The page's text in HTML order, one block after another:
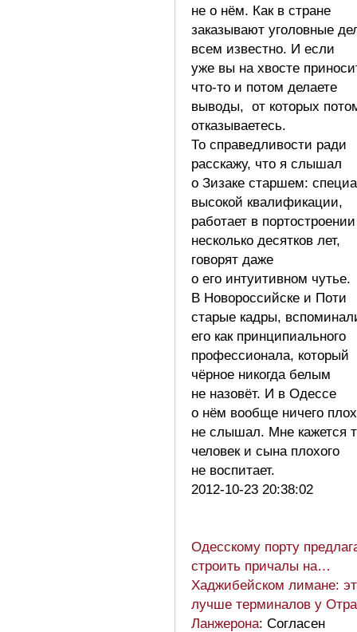
не о нём. Как в стране
заказывают уголовные
всем известно. И если
уже вы на хвосте
что-то и потом делаете
выводы, от которых
отказываетесь.
То справедливости ради
расскажу, что я слышал
о Зизаке старшем:
высокой квалификации,
работает в портостроении
несколько десятков лет,
говорят даже
о его интуитивном чутье.
В Новороссийске и Поти
старые кадры,
его как принципиального
профессионала, который
чёрное никогда белым
не назовёт. И в Одессе
о нём вообще ничего
не слышал. Мне кажется
человек и сына плохого
не воспитает.
2012-10-23 20:38:02
Одесскому порту
строить причалы на…
Хаджибейском лимане:
лучше терминалов у
Ланжерона: Согласен